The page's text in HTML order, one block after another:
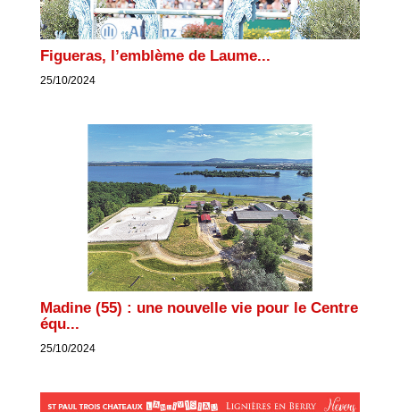
Figueras, l’emblème de Laume...
25/10/2024
Madine (55) : une nouvelle vie pour le Centre
équ...
25/10/2024